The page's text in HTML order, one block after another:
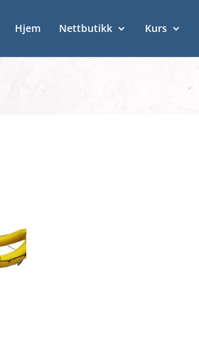
Hjem Nettbutikk Kurs